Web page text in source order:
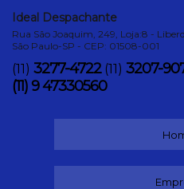
Ideal Despachante
Rua São Joaquim, 249, Loja:8 -
São Paulo-SP - CEP: 01508-001
(11) 3277-4722 (11) 3207-
(11) 9 47330560